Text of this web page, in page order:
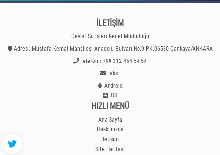
İLETİŞİM
Devlet Su İşleri Genel Müdürlüğü
Adres : Mustafa Kemal Mahallesi Anadolu Bulvarı No:9 PK:06530 Çankaya/ANKARA
Telefon : +90 312 454 54 54
Faks :
Android
IOS
HIZLI MENÜ
Ana Sayfa
Hakkımızda
İletişim
Site Haritası